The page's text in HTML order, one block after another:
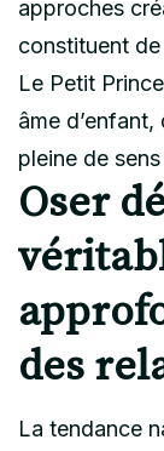
approches
constituent de
Le Petit
âme
pleine de
Oser
des
La tendance